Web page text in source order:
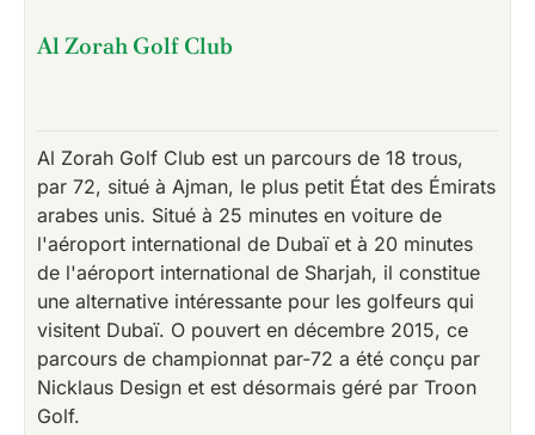
Al Zorah Golf Club
Al Zorah Golf Club est un parcours de 18 trous,
par 72, situé à Ajman, le plus petit État des Émirats
arabes unis. Situé à 25 minutes en voiture de
l'aéroport international de Dubaï et à 20 minutes
de l'aéroport international de Sharjah, il constitue
une alternative intéressante pour les golfeurs qui
visitent Dubaï. O pouvert en décembre 2015, ce
parcours de championnat par-72 a été conçu par
Nicklaus Design et est désormais géré par Troon
Golf.